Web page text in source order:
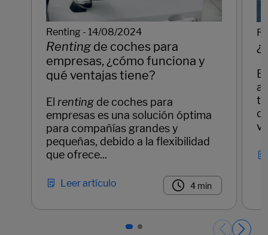
Renting - 14/08/2024
Renting de coches para
empresas, ¿cómo funciona y
qué ventajas tiene?
El renting de coches para
empresas es una solución óptima
para compañías grandes y
pequeñas, debido a la flexibilidad
que ofrece...
Leer artículo 4 min
El
a